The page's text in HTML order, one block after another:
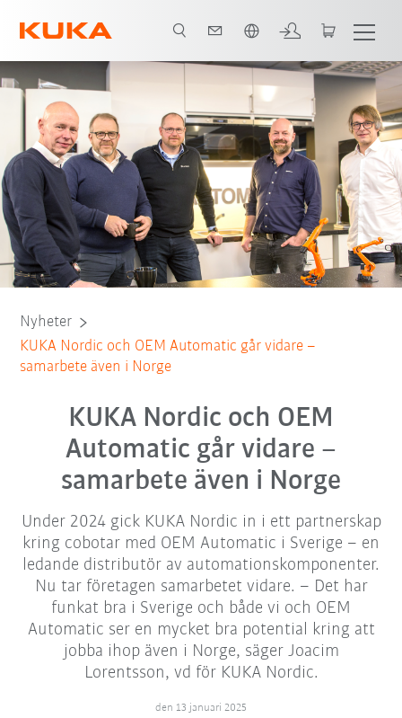
Nyheter
KUKA Nordic och OEM Automatic går vidare –
samarbete även i Norge
KUKA Nordic och OEM
Automatic går vidare –
samarbete även i Norge
Under 2024 gick KUKA Nordic in i ett partnerskap
kring cobotar med OEM Automatic i Sverige – en
ledande distributör av automationskomponenter.
Nu tar företagen samarbetet vidare. – Det har
funkat bra i Sverige och både vi och OEM
Automatic ser en mycket bra potential kring att
jobba ihop även i Norge, säger Joacim
Lorentsson, vd för KUKA Nordic.
den 13 januari 2025